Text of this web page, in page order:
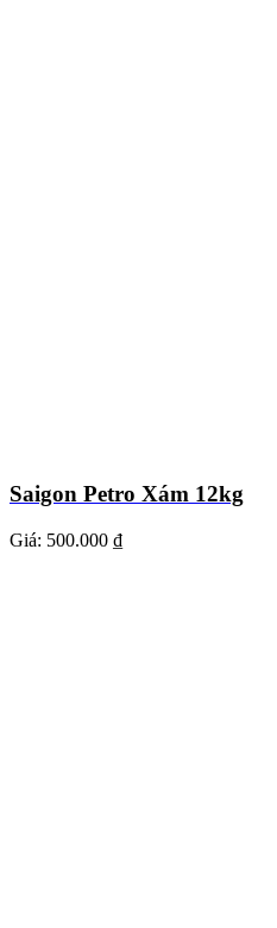
Saigon Petro Xám 12kg
Giá: 500.000 ₫